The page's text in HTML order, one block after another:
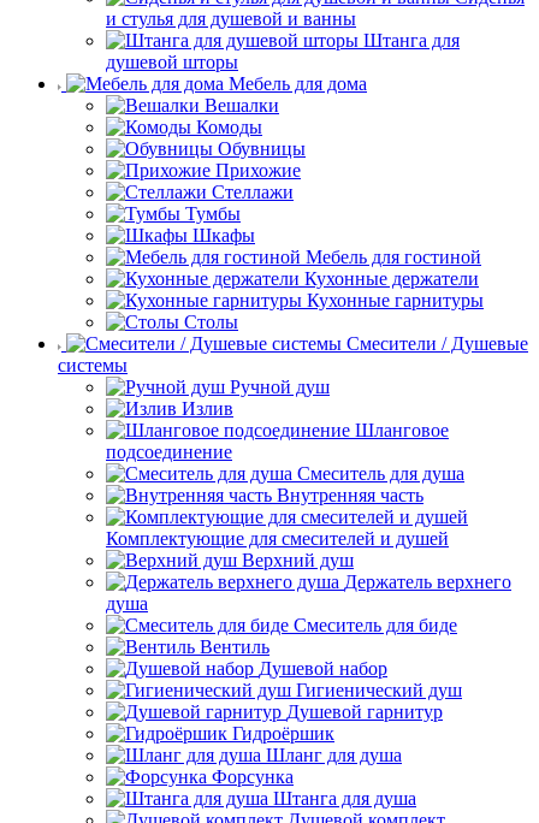
и стулья для душевой и ванны
Штанга для
душевой шторы
Мебель для дома
Вешалки
Комоды
Обувницы
Прихожие
Стеллажи
Тумбы
Шкафы
Мебель для гостиной
Кухонные держатели
Кухонные гарнитуры
Столы
Смесители / Душевые
системы
Ручной душ
Излив
Шланговое
подсоединение
Смеситель для душа
Внутренняя часть
Комплектующие для смесителей и душей
Верхний душ
Держатель верхнего
душа
Смеситель для биде
Вентиль
Душевой набор
Гигиенический душ
Душевой гарнитур
Гидроёршик
Шланг для душа
Форсунка
Штанга для душа